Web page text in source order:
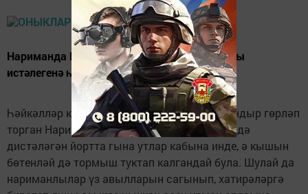
Нариманда Бөек Ватан сугышы ветераннары
истәлегенә һәйкәл ачылды.
Һәйкәлләр күп нәрсә турында сөйли Кайчандыр гөрләп
торган Нариман авылында бүген җәйләрен дә
дистәләгән йортта гына утлар кабына инде, ә кышын
бөтенләй дә тормыш туктап калгандай була. Шулай да
нариманлылар үз авылларын сагынып, хатирәләргә